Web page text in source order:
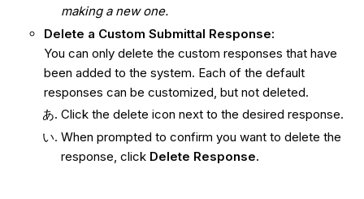
making a new one.
Delete a Custom Submittal Response:
You can only delete the custom responses that have
been added to the system. Each of the default
responses can be customized, but not deleted.
Click the delete icon next to the desired response.
When prompted to confirm you want to delete the
response, click Delete Response.